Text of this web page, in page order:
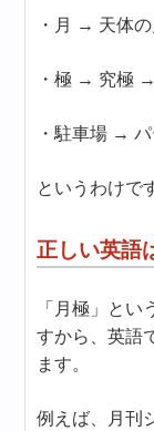
・月 → 天体
・極 → 究極
・駐車場 →
というわけで
正しい英語
「月極」と
すから、英語
ます。
例えば、月刊